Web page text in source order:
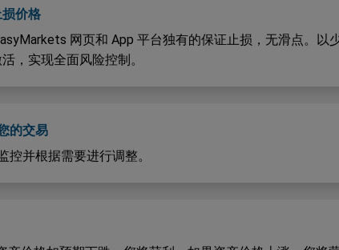
价格
网页和 App 平台独有的保证止损，无滑点。以
，实现全面风险控制。
的交易
控并根据需要进行调整。